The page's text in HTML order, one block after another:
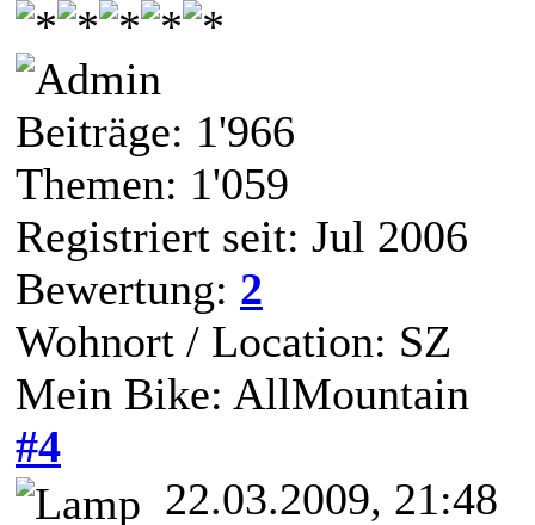
Beiträge: 1'966
Themen: 1'059
Registriert seit: Jul 2006
Bewertung: 2
Wohnort / Location: SZ
Mein Bike: AllMountain
#4
22.03.2009, 21:48